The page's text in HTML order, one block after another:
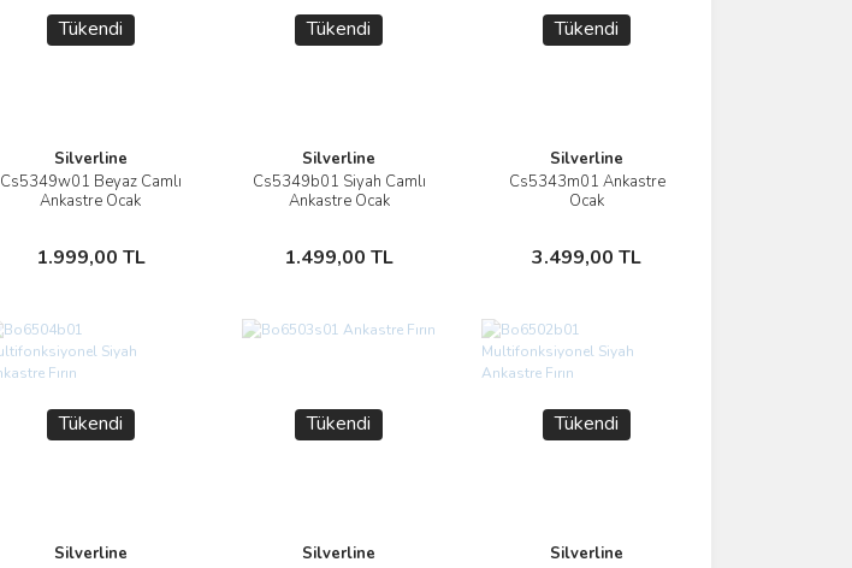
Tükendi
Silverline
Cs5349w01 Beyaz Camlı
Ankastre Ocak
1.999,00 TL
İncele
Stokta Yok
Tükendi
Silverline
Cs5349b01 Siyah Camlı
Ankastre Ocak
1.499,00 TL
İncele
Stokta Yok
Tükendi
Silverline
Cs5343m01 Ankastre
Ocak
3.499,00 TL
İncele
Stokta Yok
Tükendi
Silverline
Tükendi
Silverline
Tükendi
Silverline